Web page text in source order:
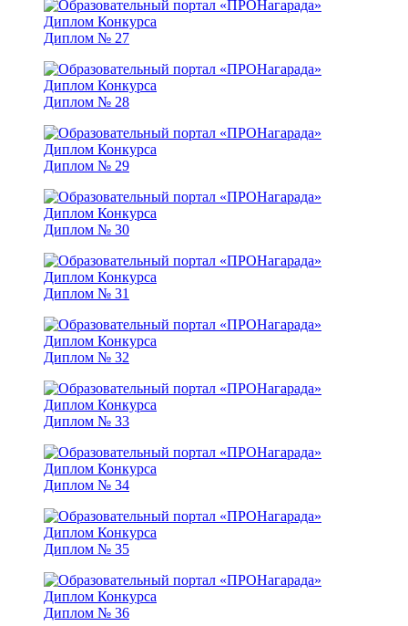
Диплом № 27
Диплом № 28
Диплом № 29
Диплом № 30
Диплом № 31
Диплом № 32
Диплом № 33
Диплом № 34
Диплом № 35
Диплом № 36